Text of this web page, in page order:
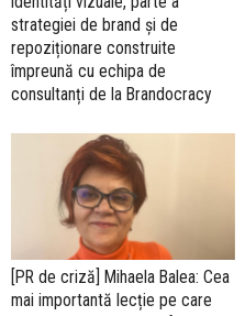
strategiei de brand și de
repoziționare construite
împreună cu echipa de
consultanți de la Brandocracy
[PR de criză] Mihaela Balea: Cea
mai importantă lecție pe care